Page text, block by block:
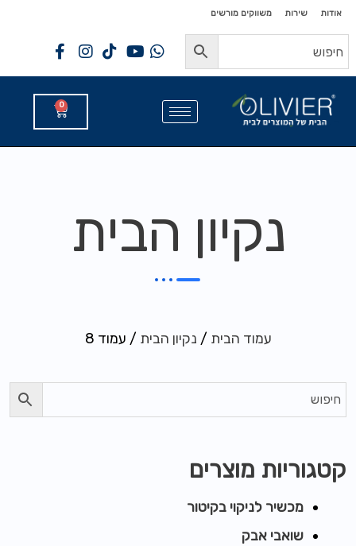
לתוכן
לתוכן
אודות שירות משווקים מורשים
0
נקיון הבית
עמוד הבית / נקיון הבית / עמוד 8
קטגוריות מוצרים
מכשיר לניקוי בקיטור
שואבי אבק